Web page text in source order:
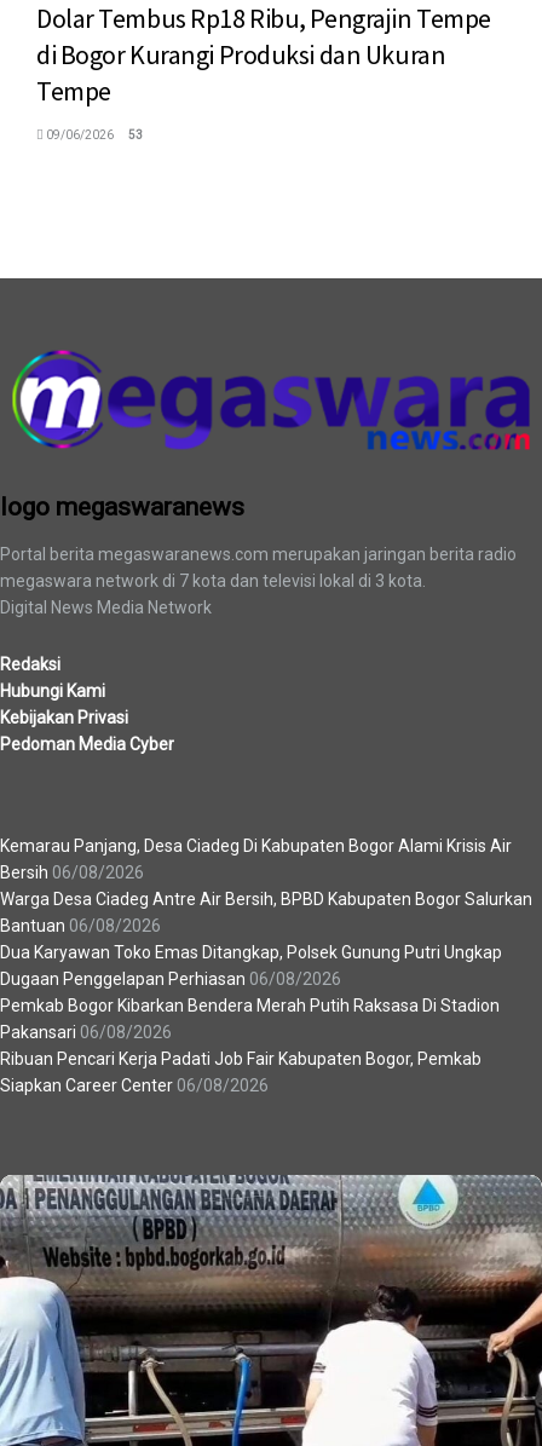
Dolar Tembus Rp18 Ribu, Pengrajin Tempe
di Bogor Kurangi Produksi dan Ukuran
Tempe
09/06/2026 53
logo megaswaranews
Portal berita megaswaranews.com merupakan jaringan berita radio
megaswara network di 7 kota dan televisi lokal di 3 kota.
Digital News Media Network
Redaksi
Hubungi Kami
Kebijakan Privasi
Pedoman Media Cyber
Kemarau Panjang, Desa Ciadeg Di Kabupaten Bogor Alami Krisis Air
Bersih 06/08/2026
Warga Desa Ciadeg Antre Air Bersih, BPBD Kabupaten Bogor Salurkan
Bantuan 06/08/2026
Dua Karyawan Toko Emas Ditangkap, Polsek Gunung Putri Ungkap
Dugaan Penggelapan Perhiasan 06/08/2026
Pemkab Bogor Kibarkan Bendera Merah Putih Raksasa Di Stadion
Pakansari 06/08/2026
Ribuan Pencari Kerja Padati Job Fair Kabupaten Bogor, Pemkab
Siapkan Career Center 06/08/2026